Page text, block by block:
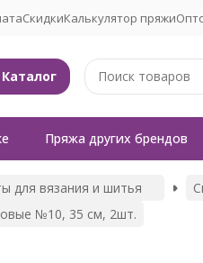
СкидкиКалькулятор пряжи
Каталог
Пряжа других брендов
для вязания и шитья
№10, 35 см, 2шт.